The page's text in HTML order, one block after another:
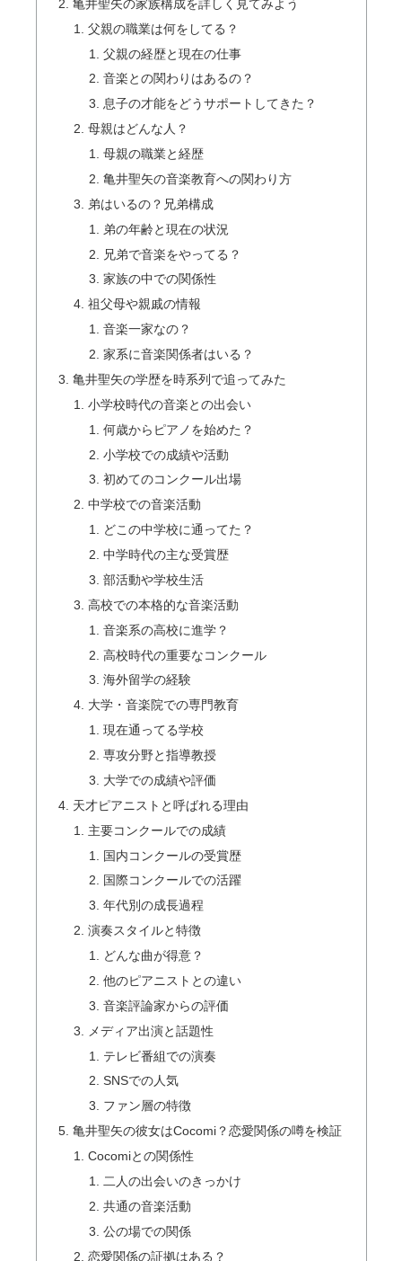
亀井聖矢の家族構成を詳しく見てみよう
父親の職業は何をしてる？
父親の経歴と現在の仕事
音楽との関わりはあるの？
息子の才能をどうサポートしてきた？
母親はどんな人？
母親の職業と経歴
亀井聖矢の音楽教育への関わり方
弟はいるの？兄弟構成
弟の年齢と現在の状況
兄弟で音楽をやってる？
家族の中での関係性
祖父母や親戚の情報
音楽一家なの？
家系に音楽関係者はいる？
亀井聖矢の学歴を時系列で追ってみた
小学校時代の音楽との出会い
何歳からピアノを始めた？
小学校での成績や活動
初めてのコンクール出場
中学校での音楽活動
どこの中学校に通ってた？
中学時代の主な受賞歴
部活動や学校生活
高校での本格的な音楽活動
音楽系の高校に進学？
高校時代の重要なコンクール
海外留学の経験
大学・音楽院での専門教育
現在通ってる学校
専攻分野と指導教授
大学での成績や評価
天才ピアニストと呼ばれる理由
主要コンクールでの成績
国内コンクールの受賞歴
国際コンクールでの活躍
年代別の成長過程
演奏スタイルと特徴
どんな曲が得意？
他のピアニストとの違い
音楽評論家からの評価
メディア出演と話題性
テレビ番組での演奏
SNSでの人気
ファン層の特徴
亀井聖矢の彼女はCocomi？恋愛関係の噂を検証
Cocomiとの関係性
二人の出会いのきっかけ
共通の音楽活動
公の場での関係
恋愛関係の証拠はある？